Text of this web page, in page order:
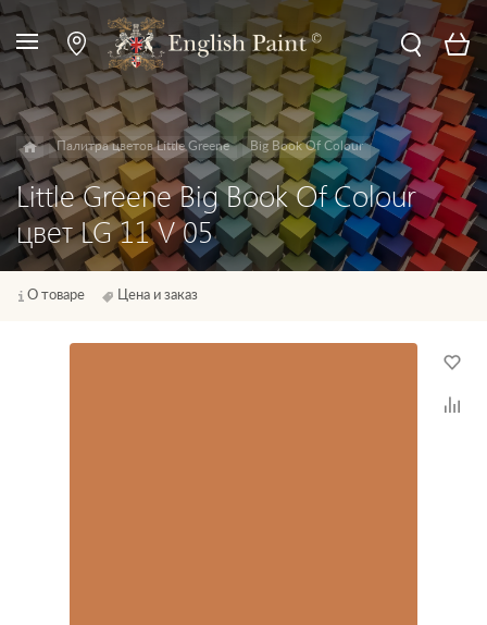
Палитра цветов Little Greene Big Book Of Colour
Little Greene Big Book Of Colour
цвет LG 11 V 05
О товаре Цена и заказ